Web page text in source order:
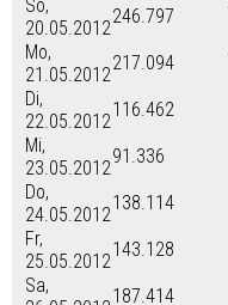
So,
20.05.2012
246.797
Mo,
21.05.2012
217.094
Di,
22.05.2012
116.462
Mi,
23.05.2012
91.336
Do,
24.05.2012
138.114
Fr,
25.05.2012
143.128
Sa,
187.414